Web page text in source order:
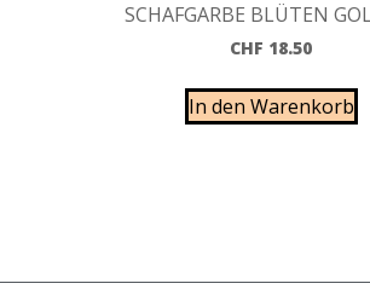
SCHAFGARBE BLÜTEN
CHF 18.50
In den Warenkorb